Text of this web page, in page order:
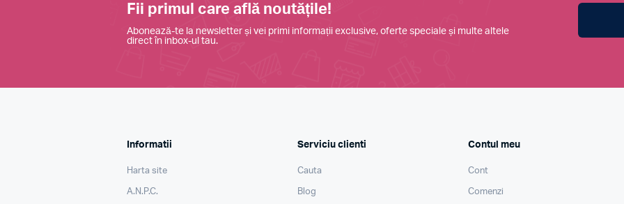
Fii primul care află noutățile!
Abonează-te la newsletter și vei primi informații exclusive, oferte speciale și multe altele
direct în inbox-ul tau.
Informatii
Harta site
A.N.P.C.
Serviciu clienti
Cauta
Blog
Contul meu
Cont
Comenzi